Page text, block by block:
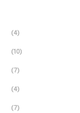
(4)
(10)
(7)
(4)
(7)